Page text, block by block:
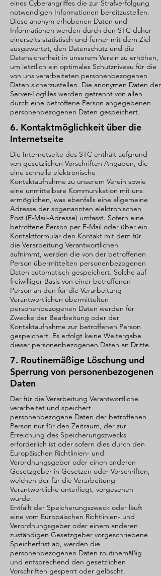
eines Cyberangriffes die zur Strafverfolgung
notwendigen Informationen bereitzustellen.
Diese anonym erhobenen Daten und
Informationen werden durch den STC daher
einerseits statistisch und ferner mit dem Ziel
ausgewertet, den Datenschutz und die
Datensicherheit in unserem Verein zu erhöhen,
um letztlich ein optimales Schutzniveau für die
von uns verarbeiteten personenbezogenen
Daten sicherzustellen. Die anonymen Daten der
Server-Logfiles werden getrennt von allen
durch eine betroffene Person angegebenen
personenbezogenen Daten gespeichert.
6. Kontaktmöglichkeit über die
Internetseite
Die Internetseite des STC enthält aufgrund
von gesetzlichen Vorschriften Angaben, die
eine schnelle elektronische
Kontaktaufnahme zu unserem Verein sowie
eine unmittelbare Kommunikation mit uns
ermöglichen, was ebenfalls eine allgemeine
Adresse der sogenannten elektronischen
Post (E-Mail-Adresse) umfasst. Sofern eine
betroffene Person per E-Mail oder über ein
Kontaktformular den Kontakt mit dem für
die Verarbeitung Verantwortlichen
aufnimmt, werden die von der betroffenen
Person übermittelten personenbezogenen
Daten automatisch gespeichert. Solche auf
freiwilliger Basis von einer betroffenen
Person an den für die Verarbeitung
Verantwortlichen übermittelten
personenbezogenen Daten werden für
Zwecke der Bearbeitung oder der
Kontaktaufnahme zur betroffenen Person
gespeichert. Es erfolgt keine Weitergabe
dieser personenbezogenen Daten an Dritte.
7. Routinemäßige Löschung und
Sperrung von personenbezogenen
Daten
Der für die Verarbeitung Verantwortliche
verarbeitet und speichert
personenbezogene Daten der betroffenen
Person nur für den Zeitraum, der zur
Erreichung des Speicherungszwecks
erforderlich ist oder sofern dies durch den
Europäischen Richtlinien- und
Verordnungsgeber oder einen anderen
Gesetzgeber in Gesetzen oder Vorschriften,
welchen der für die Verarbeitung
Verantwortliche unterliegt, vorgesehen
wurde.
Entfällt der Speicherungszweck oder läuft
eine vom Europäischen Richtlinien- und
Verordnungsgeber oder einem anderen
zuständigen Gesetzgeber vorgeschriebene
Speicherfrist ab, werden die
personenbezogenen Daten routinemäßig
und entsprechend den gesetzlichen
Vorschriften gesperrt oder gelöscht.